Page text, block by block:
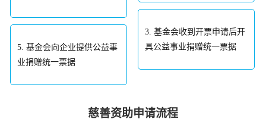
5. 基金会向企业提供公益事
业捐赠统一票据
3. 基金会收到开票申请后开
具公益事业捐赠统一票据
慈善资助申请流程